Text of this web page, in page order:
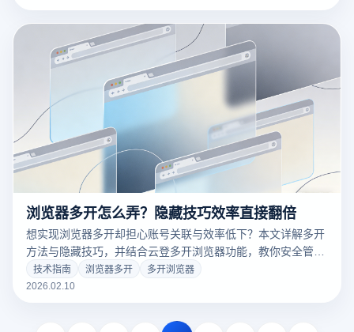
浏览器多开怎么弄？隐藏技巧效率直接翻倍
想实现浏览器多开却担心账号关联与效率低下？本文详解多开
方法与隐藏技巧，并结合云登多开浏览器功能，教你安全管理
多账号，适合电商、社媒与运营场景，一篇看懂多开浏览器的
正确用法，新手也能快速上手，立即提升账号安全性。
技术指南 浏览器多开
多开浏览器
2026.02.10